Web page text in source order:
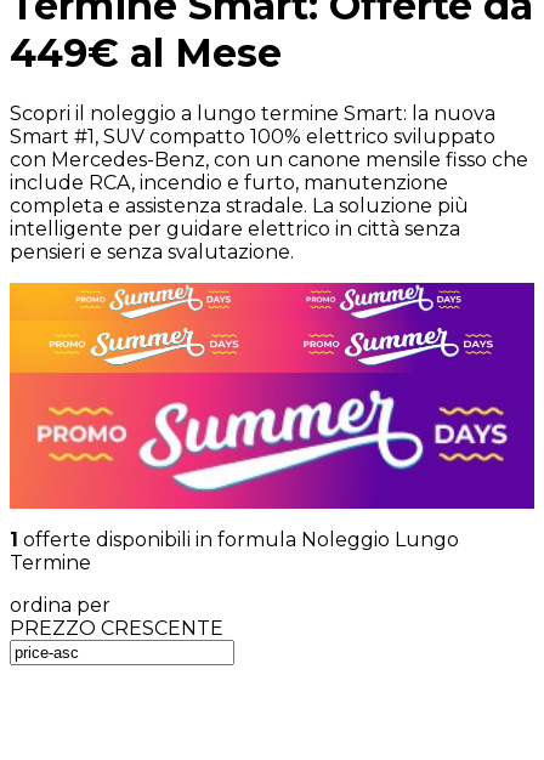
449€ al Mese
Scopri il noleggio a lungo termine Smart: la nuova
Smart #1, SUV compatto 100% elettrico sviluppato
con Mercedes-Benz, con un canone mensile fisso che
include RCA, incendio e furto, manutenzione
completa e assistenza stradale. La soluzione più
intelligente per guidare elettrico in città senza
pensieri e senza svalutazione.
1 offerte disponibili in formula Noleggio Lungo
Termine
ordina per
PREZZO CRESCENTE